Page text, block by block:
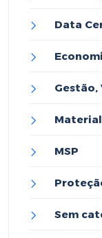
Data
Gestão,
MSP
Sem